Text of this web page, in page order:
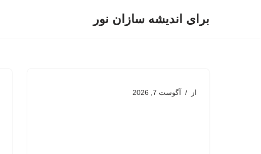
برای اندیشه سازان نور
از آگوست 7, 2026